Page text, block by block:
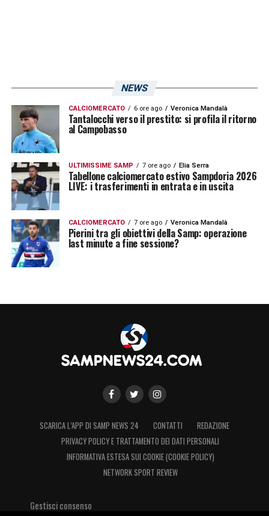
NEWS
CALCIOMERCATO 6 ore ago Veronica Mandalà
Tantalocchi verso il prestito: si profila il ritorno
al Campobasso
ULTIMISSIME SAMP 7 ore ago Elia Serra
Tabellone calciomercato estivo Sampdoria 2026
LIVE: i trasferimenti in entrata e in uscita
CALCIOMERCATO 7 ore ago Veronica Mandalà
Pierini tra gli obiettivi della Samp: operazione
last minute a fine sessione?
SCARICA L’APP DI SAMP NEWS 24 CONTATTI
REDAZIONE
PRIVACY POLICY E TRATTAMENTO DEI DATI PERSONALI
INFORMATIVA ESTESA SUI COOKIE (COOKIE POLICY)
NETWORK SPORT REVIEW
Gestisci consenso